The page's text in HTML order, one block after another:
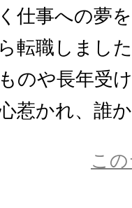
仕事への夢
転職しまし
のや長年受
惹かれ、誰
こ